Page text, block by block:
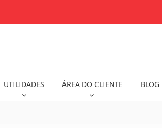
UTILIDADES ÁREA DO CLIENTE BLOG